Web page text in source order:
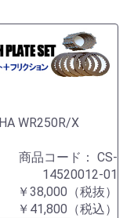
WR250R/X
商品コード： CS-
14520012-01
￥38,000（税抜）
￥41,800（税込）